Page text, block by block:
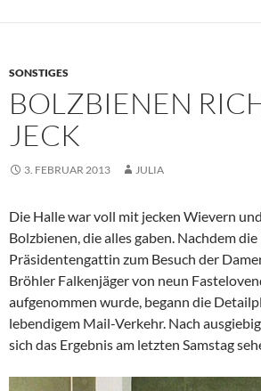
SONSTIGES
BOLZBIENEN
JECK
3. FEBRUAR 2013 JULIA
Die Halle war voll mit jecken Wievern
Bolzbienen, die alles gaben. Nachdem
Präsidentengattin zum Besuch der
Bröhler Falkenjäger von neun
aufgenommen wurde, begann die
lebendigem Mail-Verkehr. Nach
sich das Ergebnis am letzten Samstag